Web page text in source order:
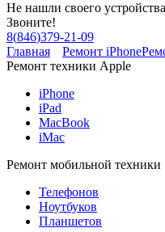
Не нашли своего
Звоните!
8(846)379-21-09
Главная
Ремонт iPhone
Ремонт техники Apple
iPhone
iPad
MacBook
iMac
Ремонт мобильной техники
Телефонов
Ноутбуков
Планшетов